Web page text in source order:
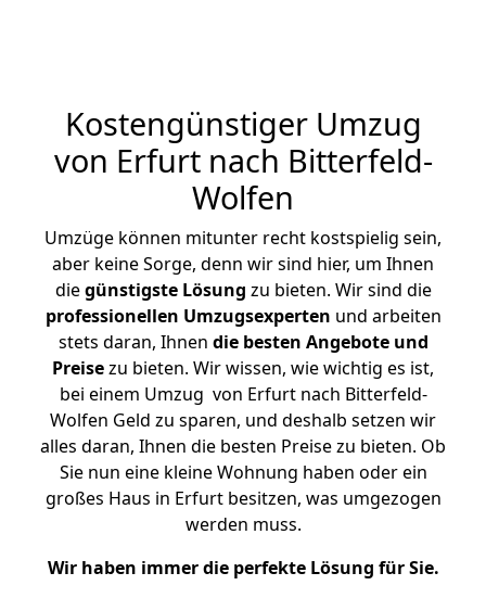
Kostengünstiger Umzug
von Erfurt nach Bitterfeld-
Wolfen
Umzüge können mitunter recht kostspielig sein,
aber keine Sorge, denn wir sind hier, um Ihnen
diegünstigste Lösung zu bieten. Wir sind die
professionellen Umzugsexperten und arbeiten
stets daran, Ihnen die besten Angebote und
Preisezu bieten. Wir wissen, wie wichtig es ist,
bei einem Umzug von Erfurt nach Bitterfeld-
Wolfen Geld zu sparen, und deshalb setzen wir
alles daran, Ihnen die besten Preise zu bieten. Ob
Sie nun eine kleine Wohnung haben oder ein
großes Haus in Erfurt besitzen, was umgezogen
werden muss.
Wir haben immer die perfekte Lösung für Sie.